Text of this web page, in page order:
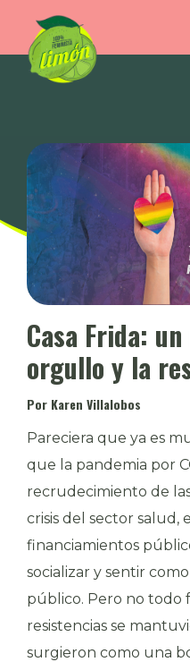
Casa Frida:
orgullo y la
Por Karen Villalobos
Pareciera que ya es
que la pandemia por
recrudecimiento de
crisis del sector salud,
financiamientos
socializar y sentir
público. Pero no todo
resistencias se
surgieron como una